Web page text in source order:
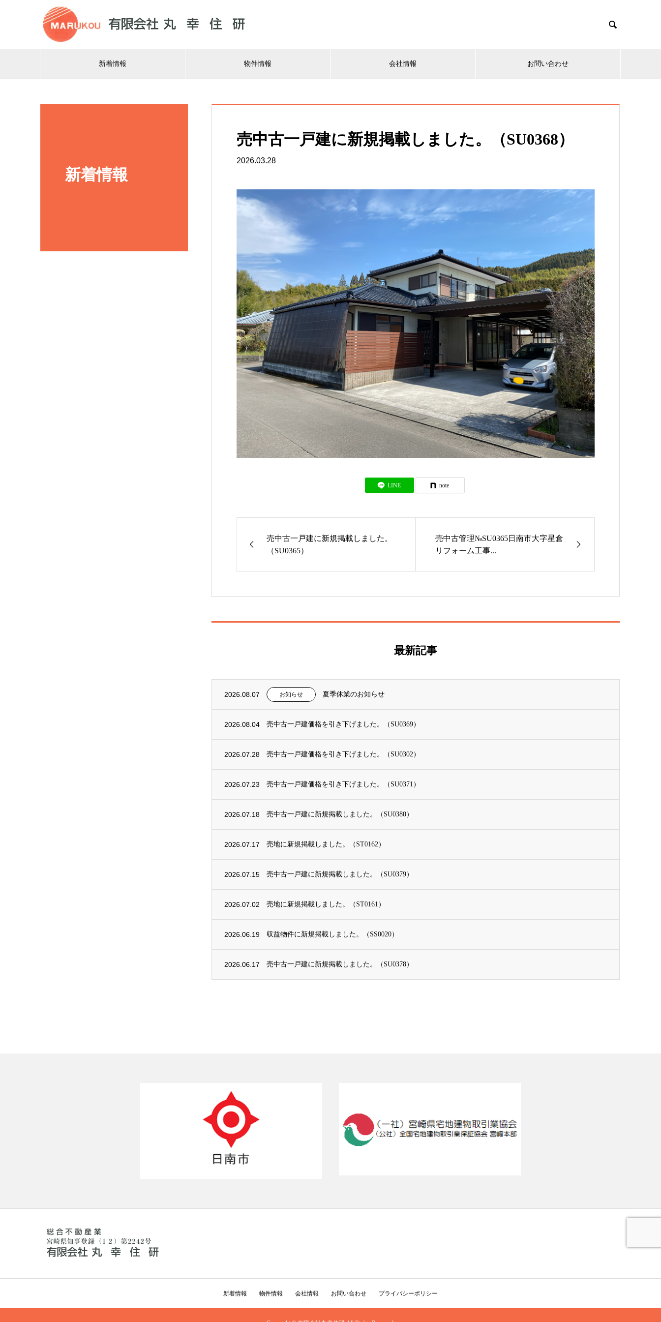

新着情報 物件情報 会社情報 お問い合わせ
新着情報
売中古一戸建に新規掲載しました。（SU0368）
2026.03.28
LINE note
売中古一戸建に新規掲載しました。
（SU0365）
売中古管理№SU0365日南市大字星倉
リフォーム工事...
最新記事
2026.08.07 お知らせ 夏季休業のお知らせ
2026.08.04 売中古一戸建価格を引き下げました。（SU0369）
2026.07.28 売中古一戸建価格を引き下げました。（SU0302）
2026.07.23 売中古一戸建価格を引き下げました。（SU0371）
2026.07.18 売中古一戸建に新規掲載しました。（SU0380）
2026.07.17 売地に新規掲載しました。（ST0162）
2026.07.15 売中古一戸建に新規掲載しました。（SU0379）
2026.07.02 売地に新規掲載しました。（ST0161）
2026.06.19 収益物件に新規掲載しました。（SS0020）
2026.06.17 売中古一戸建に新規掲載しました。（SU0378）
新着情報 物件情報 会社情報 お問い合わせ プライバシーポリシー